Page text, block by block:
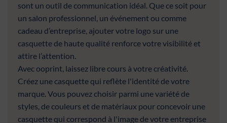
sont un outil de communication idéal. Que ce soit pour
un salon professionnel, un événement ou comme
cadeau d’entreprise, ajouter votre logo sur une
casquette de haute qualité renforce votre visibilité et
attire l’attention.
Avec ooprint, laissez libre cours à votre créativité.
Créez une casquette qui reflète l'identité de votre
marque. Vous pouvez choisir parmi une variété de
styles, de couleurs et de matériaux pour concevoir une
casquette qui correspond à l'image de votre entreprise